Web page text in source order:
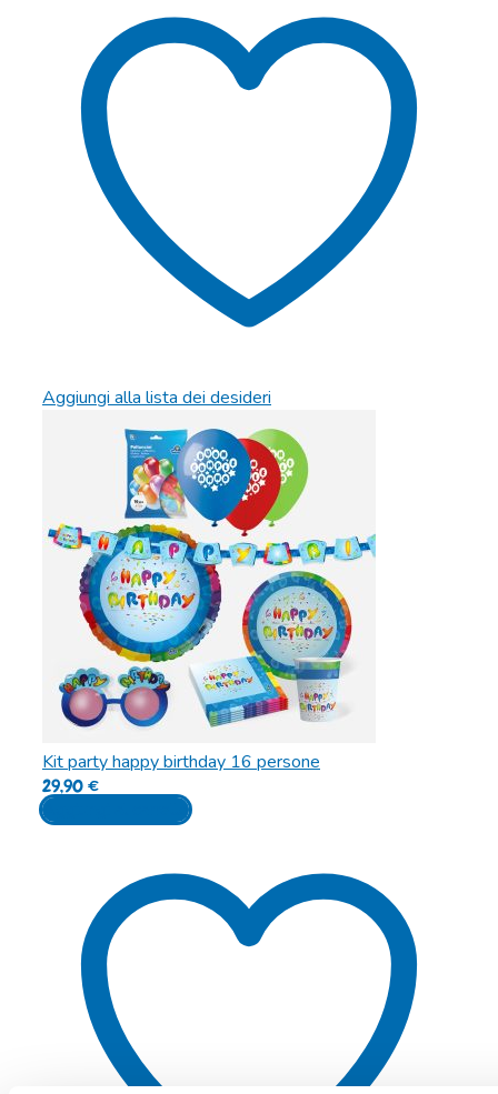
Aggiungi alla lista dei desideri
Kit party happy birthday 16 persone
29,90€
Aggiungi al carrello